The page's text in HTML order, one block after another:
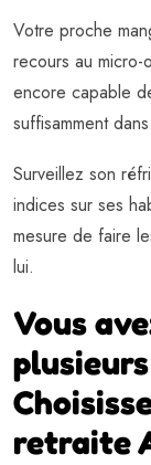
Votre proche
recours au micro-
encore capable
suffisamment
Surveillez son
indices sur ses
mesure de faire
lui.
Vous
retraite